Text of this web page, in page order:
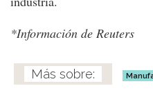
*Información de Reuters